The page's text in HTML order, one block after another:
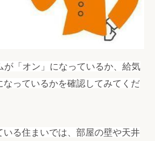
が「オン」になっているか、給気
っているかを確認してみてくだ
る住まいでは、部屋の壁や天井